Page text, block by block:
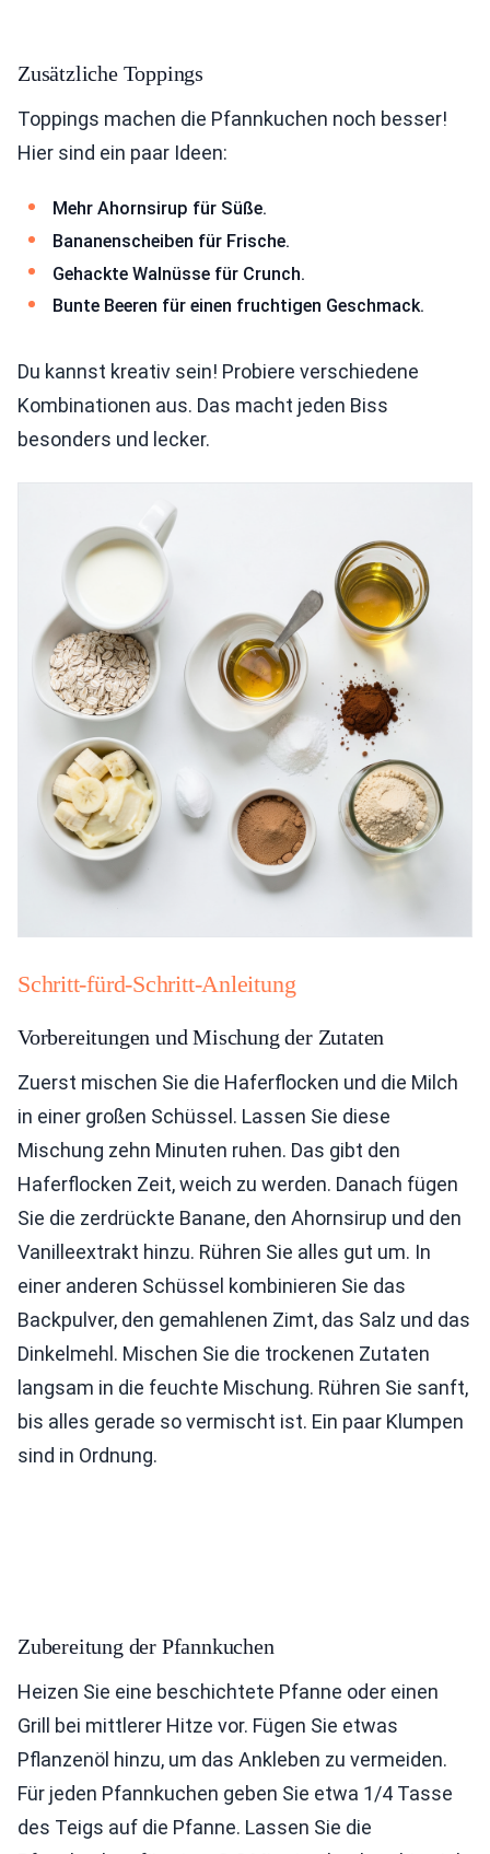
Zusätzliche Toppings
Toppings machen die Pfannkuchen noch besser!
Hier sind ein paar Ideen:
Mehr Ahornsirup für Süße.
Bananenscheiben für Frische.
Gehackte Walnüsse für Crunch.
Bunte Beeren für einen fruchtigen Geschmack.
Du kannst kreativ sein! Probiere verschiedene
Kombinationen aus. Das macht jeden Biss
besonders und lecker.
Schritt-fürd-Schritt-Anleitung
Vorbereitungen und Mischung der Zutaten
Zuerst mischen Sie die Haferflocken und die Milch
in einer großen Schüssel. Lassen Sie diese
Mischung zehn Minuten ruhen. Das gibt den
Haferflocken Zeit, weich zu werden. Danach fügen
Sie die zerdrückte Banane, den Ahornsirup und den
Vanilleextrakt hinzu. Rühren Sie alles gut um. In
einer anderen Schüssel kombinieren Sie das
Backpulver, den gemahlenen Zimt, das Salz und das
Dinkelmehl. Mischen Sie die trockenen Zutaten
langsam in die feuchte Mischung. Rühren Sie sanft,
bis alles gerade so vermischt ist. Ein paar Klumpen
sind in Ordnung.
Zubereitung der Pfannkuchen
Heizen Sie eine beschichtete Pfanne oder einen
Grill bei mittlerer Hitze vor. Fügen Sie etwas
Pflanzenöl hinzu, um das Ankleben zu vermeiden.
Für jeden Pfannkuchen geben Sie etwa 1/4 Tasse
des Teigs auf die Pfanne. Lassen Sie die